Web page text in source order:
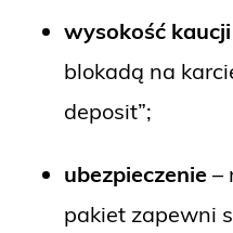
wysokość kaucji
blokadą na
deposit”;
ubezpieczenie –
pakiet zapewni